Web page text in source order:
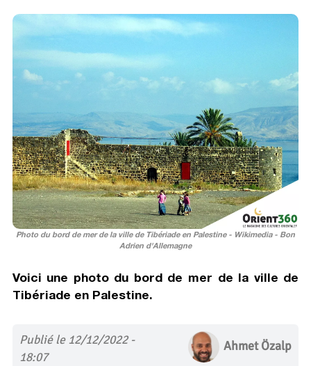
Photo du bord de mer de la ville de Tibériade en Palestine - Wikimedia - Bon
Adrien d'Allemagne
Voici une photo du bord de mer de la ville de
Tibériade en Palestine.
Publié le 12/12/2022 -
18:07
Ahmet Özalp